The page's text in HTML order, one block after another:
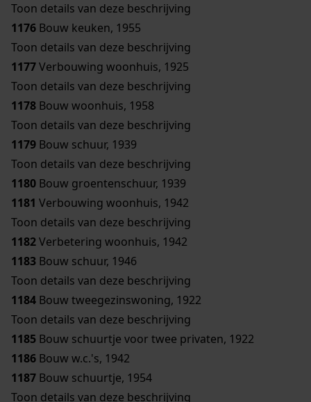
Toon details van deze beschrijving
1176 Bouw keuken, 1955
Toon details van deze beschrijving
1177Verbouwing woonhuis, 1925
Toon details van deze beschrijving
1178 Bouw woonhuis, 1958
Toon details van deze beschrijving
1179 Bouw schuur, 1939
Toon details van deze beschrijving
1180 Bouw groentenschuur, 1939
1181 Verbouwing woonhuis, 1942
Toon details van deze beschrijving
1182Verbetering woonhuis, 1942
1183 Bouw schuur, 1946
Toon details van deze beschrijving
1184 Bouw tweegezinswoning, 1922
Toon details van deze beschrijving
1185 Bouw schuurtje voor twee privaten, 1922
1186 Bouw w.c.'s, 1942
1187 Bouw schuurtje, 1954
Toon details van deze beschrijving